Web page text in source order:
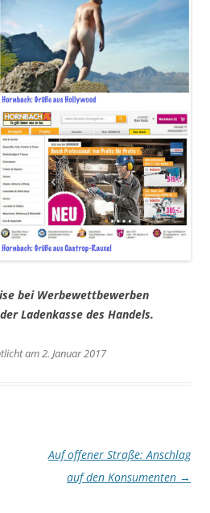
bei Werbewettbewerben
Ladenkasse des Handels.
am 2. Januar 2017
Auf offener Straße: Anschlag
auf den Konsumenten →